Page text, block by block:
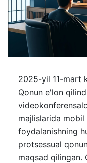
2025-yil 11-mart
Qonun e'lon
majlislarida
foydalanishning
protsessual
maqsad qilingan.